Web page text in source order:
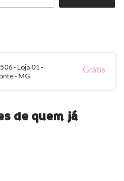
- Loja 01 -
- MG
Grátis
de quem já